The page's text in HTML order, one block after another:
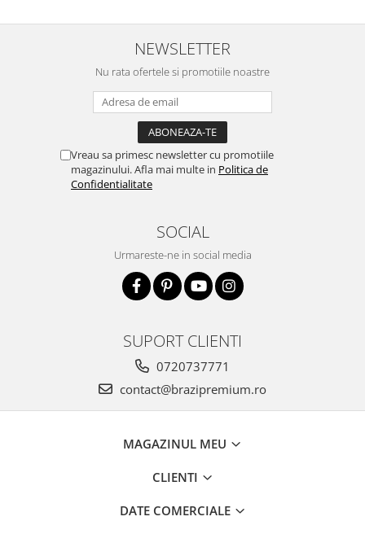
NEWSLETTER
Nu rata ofertele si promotiile noastre
Vreau sa primesc newsletter cu promotiile
magazinului. Afla mai multe in Politica de
Confidentialitate
SOCIAL
Urmareste-ne in social media
SUPORT CLIENTI
0720737771
contact@brazipremium.ro
MAGAZINUL MEU
CLIENTI
DATE COMERCIALE